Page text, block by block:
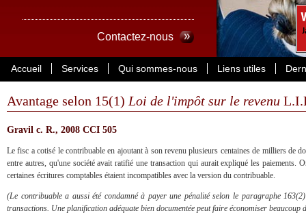
Contactez-nous
Accueil Services Qui sommes-nous Liens utiles
Avantage selon 15(1) Loi de l'impôt sur le revenu
Gravil c. R., 2008 CCI 505
Le fisc a cotisé le contribuable en ajoutant à son revenu plusieurs centaines de milliers de
entre autres, qu'une société avait ratifié une transaction qui aurait expliqué les
certaines écritures comptables étaient incompatibles avec la version du contribuable.
(Le contribuable a aussi été condamné à payer une pénalité selon le paragraphe
transactions. Une planification adéquate bien documentée peut faire économiser beaucoup